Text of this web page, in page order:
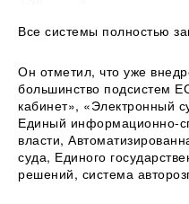
Все системы полностью
Он отметил, что уже
большинство подсистем
кабинет», «Электронный
Единый информационно-
власти,
суда, Единого
решений, система